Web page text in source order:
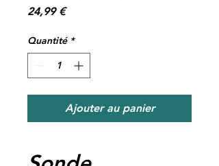
24,99 €Prix
Quantité *
Ajouter au panier